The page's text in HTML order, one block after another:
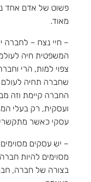
פשוט של אדם אחד
מאוד.
– חיי נצח – לחברה
המשפטית חיה
צפוי למות, הרי
שחברה תחיה לעולם
החברה קיימת וזה
ועסקית, רק בעלי
עסקי כאשר
– יש עסקים
מסוימים להיות
בצורה של חברה,